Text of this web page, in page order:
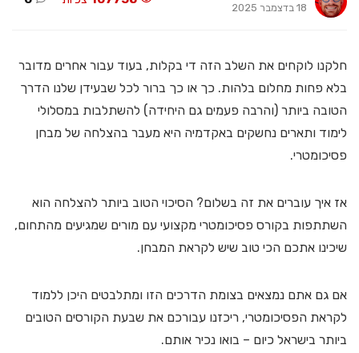
18 בדצמבר 2025
חלקנו לוקחים את השלב הזה די בקלות, בעוד עבור אחרים מדובר
בלא פחות מחלום בלהות. כך או כך ברור לכל שבעידן שלנו הדרך
הטובה ביותר (והרבה פעמים גם היחידה) להשתלבות במסלולי
לימוד ותארים נחשקים באקדמיה היא מעבר בהצלחה של מבחן
פסיכומטרי.
אז איך עוברים את זה בשלום? הסיכוי הטוב ביותר להצלחה הוא
השתתפות בקורס פסיכומטרי מקצועי עם מורים שמגיעים מהתחום,
שיכינו אתכם הכי טוב שיש לקראת המבחן.
אם גם אתם נמצאים בצומת הדרכים הזו ומתלבטים היכן ללמוד
לקראת הפסיכומטרי, ריכזנו עבורכם את שבעת הקורסים הטובים
ביותר בישראל כיום – בואו נכיר אותם.